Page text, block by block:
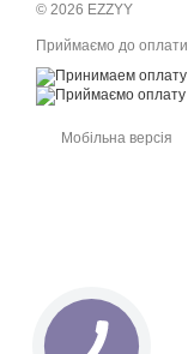
© 2026 EZZYY
Приймаємо до оплати
Мобільна версія